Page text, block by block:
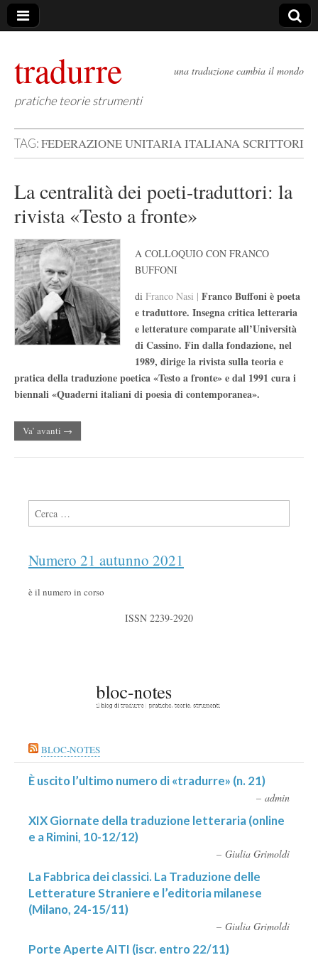
tradurre
pratiche teorie strumenti
una traduzione cambia il mondo
TAG:FEDERAZIONE UNITARIA ITALIANA SCRITTORI
La centralità dei poeti-traduttori: la
rivista «Testo a fronte»
A COLLOQUIO CON FRANCO
BUFFONI
di Franco Nasi | Franco Buffoni è poeta
e traduttore. Insegna critica letteraria
e letterature comparate all’Università
di Cassino. Fin dalla fondazione, nel
1989, dirige la rivista sulla teoria e
pratica della traduzione poetica «Testo a fronte» e dal 1991 cura i
biennali «Quaderni italiani di poesia di contemporanea».
Va’ avanti →
Ricerca per:
Numero 21 autunno 2021
è il numero in corso
ISSN 2239-2920
BLOC-NOTES
È uscito l’ultimo numero di «tradurre» (n. 21)
admin
XIX Giornate della traduzione letteraria (online
e a Rimini, 10-12/12)
Giulia Grimoldi
La Fabbrica dei classici. La Traduzione delle
Letterature Straniere e l’editoria milanese
(Milano, 24-15/11)
Giulia Grimoldi
Porte Aperte AITI (iscr. entro 22/11)